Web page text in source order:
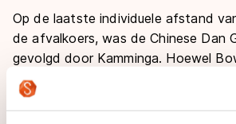
Op de laatste individuele afstand
de afvalkoers, was de Chinese Dan
gevolgd door Kamminga. Hoewel
plaats achter de Nederlandse
toch voldoende voor de eindwinst.